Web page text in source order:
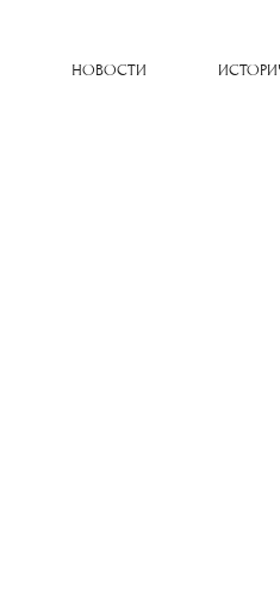
НОВОСТИ